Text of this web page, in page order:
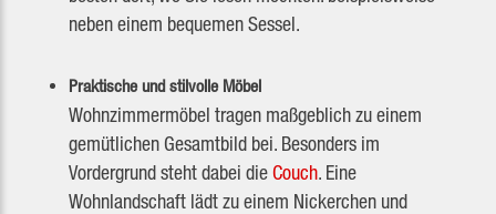
neben einem bequemen Sessel.
Praktische und stilvolle Möbel
Wohnzimmermöbel tragen maßgeblich zu einem
gemütlichen Gesamtbild bei. Besonders im
Vordergrund steht dabei dieCouch. Eine
Wohnlandschaft lädt zu einem Nickerchen und